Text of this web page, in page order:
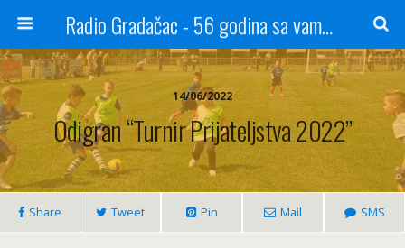
Radio Gradačac - 56 godina sa vama...
14/06/2022
Odigran “Turnir Prijateljstva 2022”
Share Tweet Pin Mail SMS